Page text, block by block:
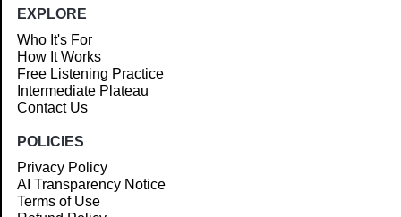
EXPLORE
Who It's For
How It Works
Free Listening Practice
Intermediate Plateau
Contact Us
POLICIES
Privacy Policy
AI Transparency Notice
Terms of Use